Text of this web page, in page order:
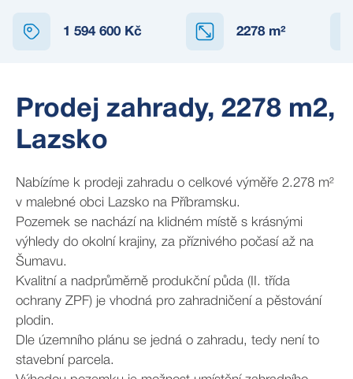
1 594 600 Kč 2278m²
Prodej zahrady, 2278 m2,
Lazsko
Nabízíme k prodeji zahradu o celkové výměře 2.278 m²
v malebné obci Lazsko na Příbramsku.
Pozemek se nachází na klidném místě s krásnými
výhledy do okolní krajiny, za příznivého počasí až na
Šumavu.
Kvalitní a nadprůměrně produkční půda (II. třída
ochrany ZPF) je vhodná pro zahradničení a pěstování
plodin.
Dle územního plánu se jedná o zahradu, tedy není to
stavební parcela.